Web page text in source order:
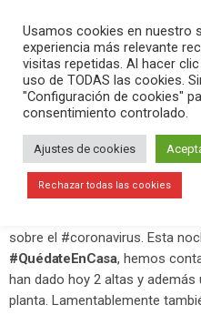
abril 13, 2020
2 altas, 1
planta y 1
en el Hospital
sobre el #coronavirus. Esta
#QuédateEnCasa, hemos
han dado hoy 2 altas y además
planta. Lamentablemente
Usamos cookies en nuestro
experiencia más relevante
visitas repetidas. Al hacer
uso de TODAS las cookies.
"Configuración de cookies"
consentimiento controlado.
Ajustes de cookies
Rechazar todas las cookies